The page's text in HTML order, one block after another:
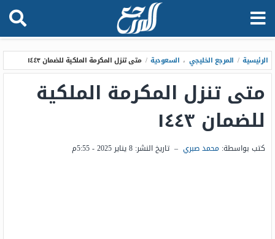
الرئيسية / المرجع الخليجي ، السعودية / متى تنزل المكرمة الملكية للضمان ١٤٤٣
متى تنزل المكرمة الملكية
للضمان ١٤٤٣
كتب بواسطة: محمد صبري – تاريخ النشر: 8 يناير 2025 - 5:55م